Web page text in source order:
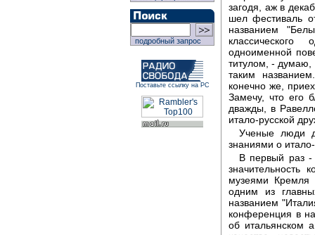
подробный запрос
Поставьте ссылку на РС
загодя, аж в
шел фестиваль
названием
одноименной
титулом, - думаю,
таким
конечно же,
Замечу, что его
дважды, в
итало-русской
Ученые люди
знаниями о итало-
В первый раз -
значительность
музеями Кремля
одним из
названием
конференция в
об итальянском